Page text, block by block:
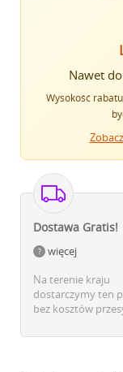
Nawet do
Wysokość
Dostawa Gratis!
więcej
Na terenie kraju
dostarczymy ten
bez kosztów